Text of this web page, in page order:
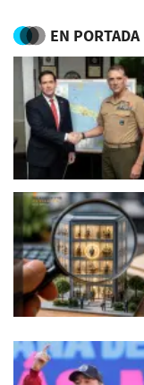
EN PORTADA